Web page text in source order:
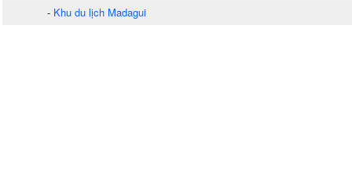
- Khu du lịch Madagui